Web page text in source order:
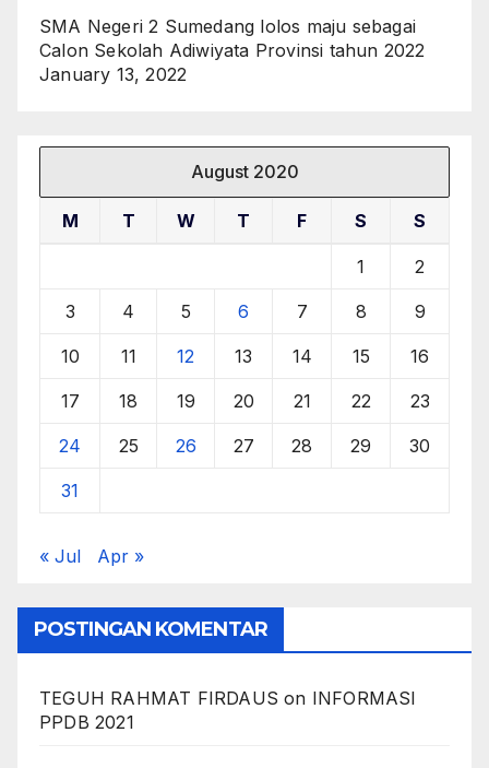
SMA Negeri 2 Sumedang lolos maju sebagai
Calon Sekolah Adiwiyata Provinsi tahun 2022
January 13, 2022
August 2020
M T W T F S S
1 2
3 4 5 6 7 8 9
10 11 12 13 14 15 16
17 18 19 20 21 22 23
24 25 26 27 28 29 30
31
« Jul Apr »
POSTINGAN KOMENTAR
TEGUH RAHMAT FIRDAUS on INFORMASI
PPDB 2021